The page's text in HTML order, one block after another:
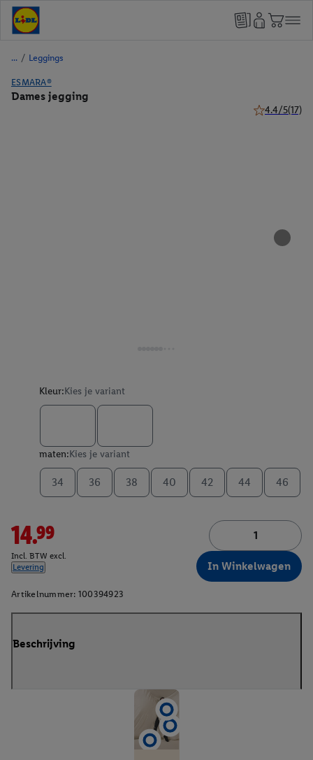
/ Leggings
ESMARA®
Dames jegging
4.4/5(17)
Kleur:Kies je variant
maten:Kies je variant
34 36 38 40 42 44 46
14.99
Incl. BTW excl.
Levering
In Winkelwagen
Artikelnummer: 100394923
Beschrijving